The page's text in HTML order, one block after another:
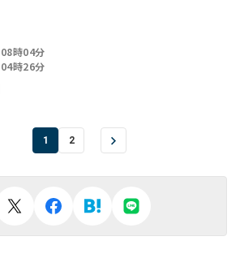
時04分
時26分
1 2